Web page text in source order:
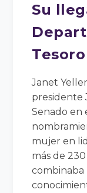
Su
Tesoro
Janet
presidente
Senado en
mujer en
más de
combinaba